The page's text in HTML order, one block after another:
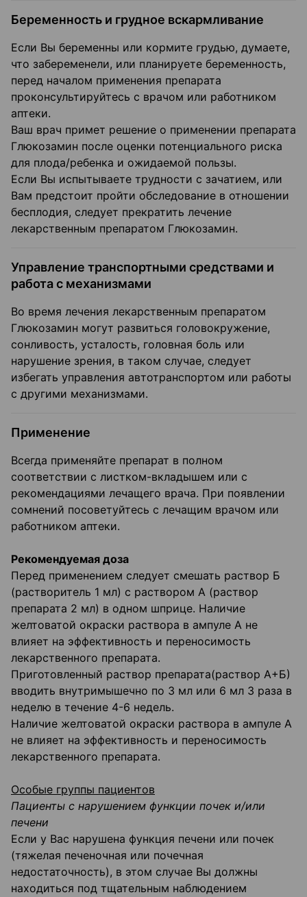
Беременность и грудное вскармливание
Если Вы беременны или кормите грудью, думаете,
что забеременели, или планируете беременность,
перед началом применения препарата
проконсультируйтесь с врачом или работником
аптеки.
Ваш врач примет решение о применении препарата
Глюкозамин после оценки потенциального риска
для плода/ребенка и ожидаемой пользы.
Если Вы испытываете трудности с зачатием, или
Вам предстоит пройти обследование в отношении
бесплодия, следует прекратить лечение
лекарственным препаратом Глюкозамин.
Управление транспортными средствами и
работа с механизмами
Во время лечения лекарственным препаратом
Глюкозамин могут развиться головокружение,
сонливость, усталость, головная боль или
нарушение зрения, в таком случае, следует
избегать управления автотранспортом или работы
с другими механизмами.
Применение
Всегда применяйте препарат в полном
соответствии с листком-вкладышем или с
рекомендациями лечащего врача. При появлении
сомнений посоветуйтесь с лечащим врачом или
работником аптеки.
Рекомендуемая доза
Перед применением следует смешать раствор Б
(растворитель 1 мл) с раствором А (раствор
препарата 2 мл) в одном шприце. Наличие
желтоватой окраски раствора в ампуле А не
влияет на эффективность и переносимость
лекарственного препарата.
Приготовленный раствор препарата(раствор А+Б)
вводить внутримышечно по 3 мл или 6 мл 3 раза в
неделю в течение 4-6 недель.
Наличие желтоватой окраски раствора в ампуле А
не влияет на эффективность и переносимость
лекарственного препарата.
Особые группы пациентов
Пациенты с нарушением функции почек и/или
печени
Если у Вас нарушена функция печени или почек
(тяжелая печеночная или почечная
недостаточность), в этом случае Вы должны
находиться под тщательным наблюдением